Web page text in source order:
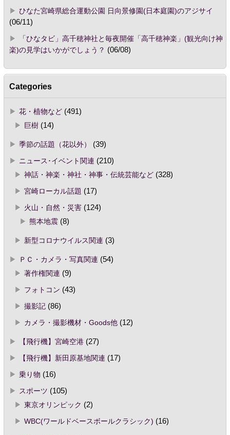
ひなた宮崎県総合運動公園 日向景修園(日本庭園)のアジサイ
(06/11)
「ひなタビ」高千穂神社と毎夜開催「高千穂神楽」(観光向け神
楽)の見学はいかがでしょう？ (06/08)
Categories
花・植物など(491)
巨樹(14)
季節の話題（花以外）
(39)
ニュース･イベント関連 (210)
神話・神楽・神社・神事・伝統芸能など(328)
宮崎ローカル話題 (17)
火山・自然・災害(124)
熊本地震(8)
新型コロナウイルス関連 (3)
ＰＣ・カメラ・写真関連 (54)
著作権関連 (9)
フォトコン (43)
撮影記(86)
カメラ・撮影機材・Goods他(12)
【飛行機】宮崎空港(27)
【飛行機】新田原基地関連 (17)
乗り物 (16)
スポーツ (105)
東京オリンピック (2)
WBC(ワールドベースボールクラシック) (16)